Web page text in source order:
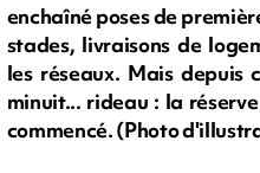
enchaîné poses de
stades, livraisons de
les réseaux. Mais depuis
minuit... rideau : la
commencé. (Photo